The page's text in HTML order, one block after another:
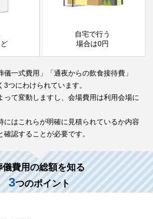
自宅で行う
場合は0円
一式費用」「通夜からの飲食接待費」
3つにわけられています。
って変動しますし、会場費用は利用会場に
にはこれらが明確に見積られているか内容
認することが必要です。
儀費用の総額を知る
3つのポイント